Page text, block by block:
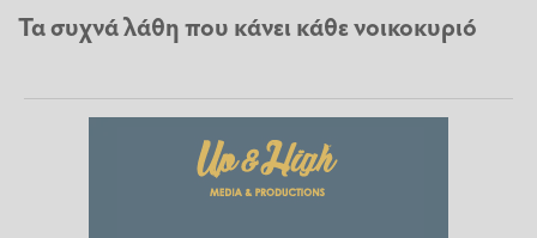
Τα συχνά λάθη που κάνει κάθε νοικοκυριό